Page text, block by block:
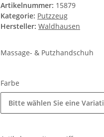
Artikelnummer: 15879
Kategorie: Putzzeug
Hersteller: Waldhausen
Massage- & Putzhandschuh
Farbe
Bitte wählen Sie eine